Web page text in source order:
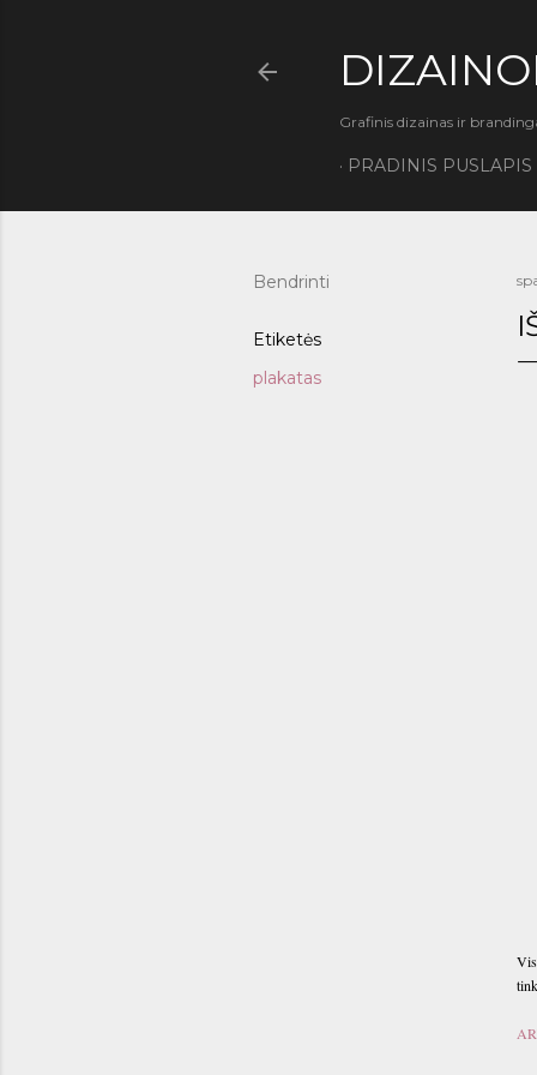
Grafinis dizainas ir
PRADINIS PUSLAPIS
Bendrinti
Etiketės
plakatas